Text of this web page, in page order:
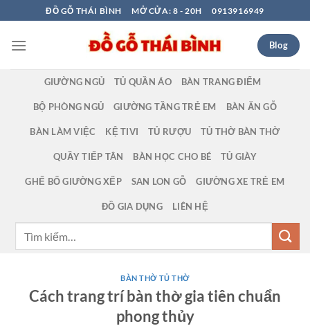
qua
nội
ĐỒ GỖ THÁI BÌNH MỞ CỬA: 8 - 20H 0913916949
Blog
GIƯỜNG NGỦ TỦ QUẦN ÁO BÀN TRANG ĐIỂM
BỘ PHÒNG NGỦ GIƯỜNG TẦNG TRẺ EM BÀN ĂN GỖ
BÀN LÀM VIỆC KỆ TIVI TỦ RƯỢU TỦ THỜ BÀN THỜ
QUẦY TIẾP TÂN BÀN HỌC CHO BÉ TỦ GIÀY
GHẾ BỐ GIƯỜNG XẾP SAN LON GỖ GIƯỜNG XE TRẺ EM
ĐỒ GIA DỤNG LIÊN HỆ
BÀN THỜ TỦ THỜ
Cách trang trí bàn thờ gia tiên chuẩn
phong thủy